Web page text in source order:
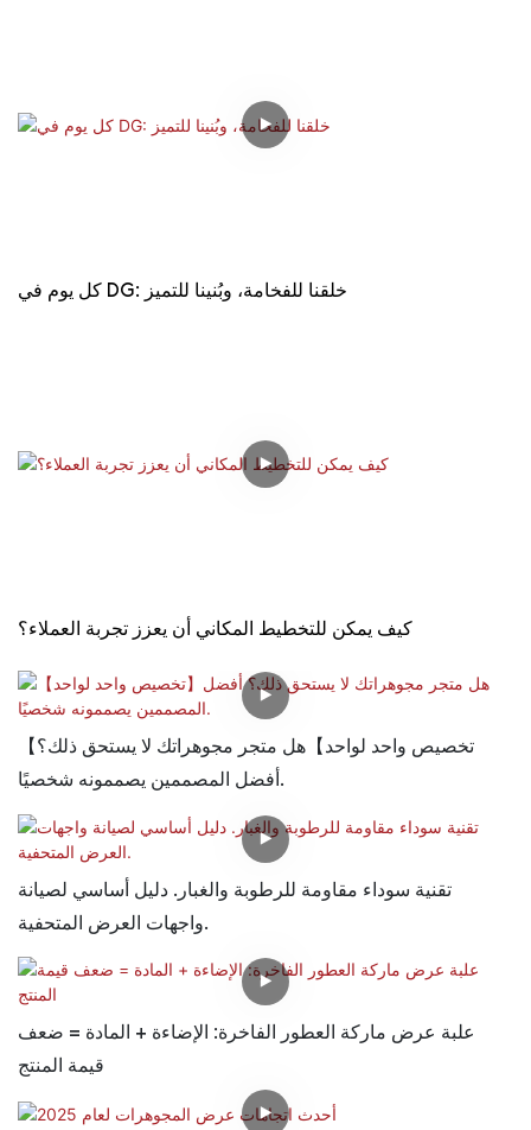
كل يوم في DG: خلقنا للفخامة، وبُنينا للتميز
كيف يمكن للتخطيط المكاني أن يعزز تجربة العملاء؟
【تخصيص واحد لواحد】هل متجر مجوهراتك لا يستحق ذلك؟
أفضل المصممين يصممونه شخصيًا.
تقنية سوداء مقاومة للرطوبة والغبار. دليل أساسي لصيانة
واجهات العرض المتحفية.
علبة عرض ماركة العطور الفاخرة: الإضاءة + المادة = ضعف
قيمة المنتج